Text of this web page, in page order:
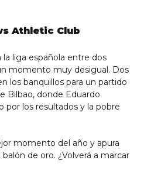
Athletic Club
liga española entre dos
momento muy desigual. Dos
los banquillos para un partido
Bilbao, donde Eduardo
por los resultados y la pobre
momento del año y apura
de oro. ¿Volverá a marcar